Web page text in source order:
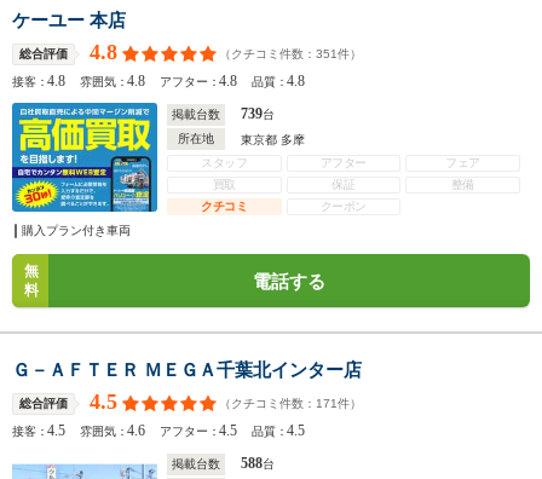
ケーユー 本店
総合評価 4.8 （クチコミ件数： 351件）
接客：4.8 雰囲気：4.8 アフター：4.8 品質：4.8
掲載台数 739台
所在地
東京都 多摩
スタッフ
アフター
フェア
買取
保証
整備
クチコミ
クーポン
購入プラン付き車両
無
料
電話する
Ｇ－ＡＦＴＥＲ ＭＥＧＡ千葉北インター店
総合評価 4.5 （クチコミ件数： 171件）
接客：4.5 雰囲気：4.6 アフター：4.5 品質：4.5
掲載台数 588台